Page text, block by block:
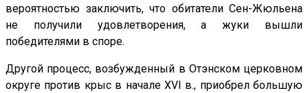
вероятностью заключить, что обитатели Сен-Жюльена
не получили удовлетворения, а жуки вышли
победителями в споре.
Другой процесс, возбужденный в Отэнском церковном
округе против крыс в начале XVI в., приобрел большую